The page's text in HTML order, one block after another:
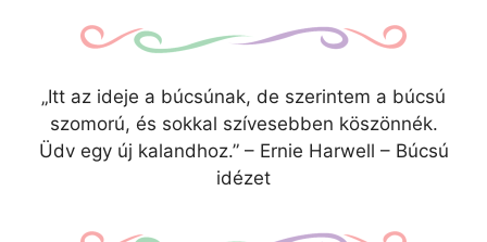
„Itt az ideje a búcsúnak, de szerintem a búcsú
szomorú, és sokkal szívesebben köszönnék.
Üdv egy új kalandhoz.” – Ernie Harwell – Búcsú
idézet